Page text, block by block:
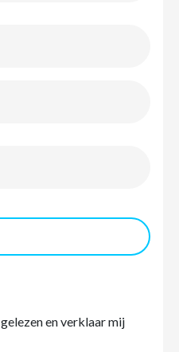
gelezen en verklaar mij